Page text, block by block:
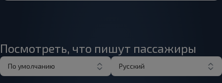
Посмотреть, что пишут пассажиры
По умолчанию Русский